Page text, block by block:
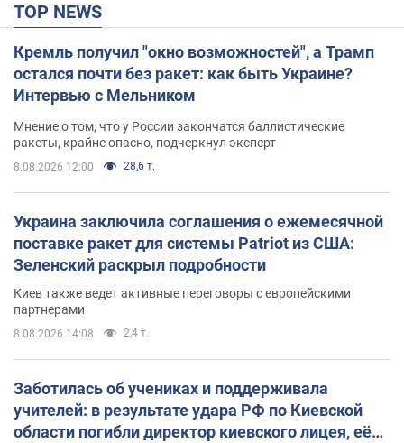
TOP NEWS
Кремль получил "окно возможностей", а Трамп
остался почти без ракет: как быть Украине?
Интервью с Мельником
Мнение о том, что у России закончатся баллистические
ракеты, крайне опасно, подчеркнул эксперт
8.08.2026 12:00 28,6 т.
Украина заключила соглашения о ежемесячной
поставке ракет для системы Patriot из США:
Зеленский раскрыл подробности
Киев также ведет активные переговоры с европейскими
партнерами
8.08.2026 14:08 2,4 т.
Заботилась об учениках и поддерживала
учителей: в результате удара РФ по Киевской
области погибли директор киевского лицея, её